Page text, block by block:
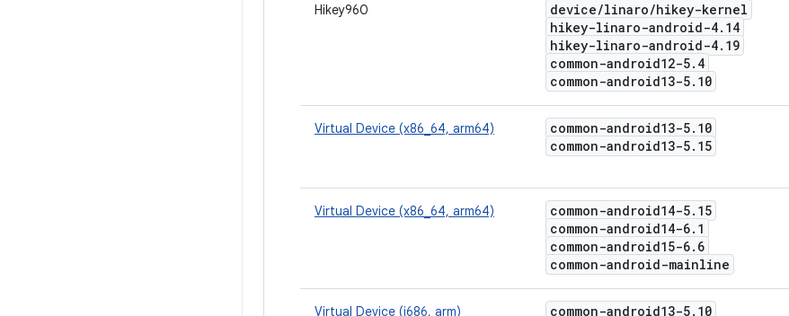
Hikey960 device/linaro/hikey-kernel
hikey-linaro-android-4. 14
hikey-linaro-android-4. 19
common-android12-5. 4
common-android13-5. 10
Virtual Device (x86_64, arm64) common-android13-5. 10
common-android13-5. 15
Virtual Device (x86_64, arm64) common-android14-5. 15
common-android14-6. 1
common-android15-6. 6
common-android-mainline
Virtual Device (i686, arm) common-android13-5. 10